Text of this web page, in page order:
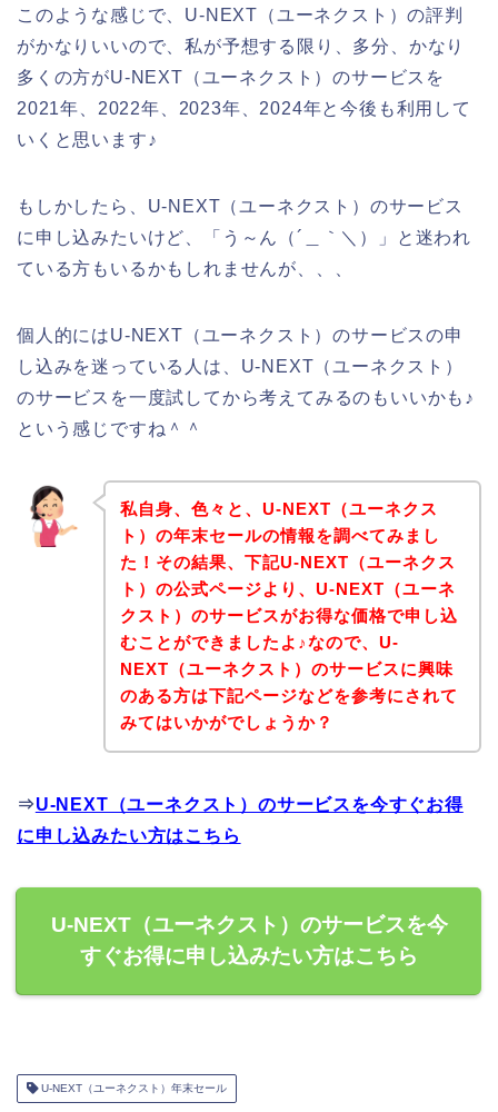
このような感じで、U-NEXT（ユーネクスト）の評判
がかなりいいので、私が予想する限り、多分、かなり
多くの方がU-NEXT（ユーネクスト）のサービスを
2021年、2022年、2023年、2024年と今後も利用して
いくと思います♪
もしかしたら、U-NEXT（ユーネクスト）のサービス
に申し込みたいけど、「う～ん（´＿｀＼）」と迷われ
ている方もいるかもしれませんが、、、
個人的にはU-NEXT（ユーネクスト）のサービスの申
し込みを迷っている人は、U-NEXT（ユーネクスト）
のサービスを一度試してから考えてみるのもいいかも♪
という感じですね＾＾
私自身、色々と、U-NEXT（ユーネクス
ト）の年末セールの情報を調べてみまし
た！その結果、下記U-NEXT（ユーネクス
ト）の公式ページより、U-NEXT（ユーネ
クスト）のサービスがお得な価格で申し込
むことができましたよ♪なので、U-
NEXT（ユーネクスト）のサービスに興味
のある方は下記ページなどを参考にされて
みてはいかがでしょうか？
⇒U-NEXT（ユーネクスト）のサービスを今すぐお得
に申し込みたい方はこちら
U-NEXT（ユーネクスト）のサービスを今
すぐお得に申し込みたい方はこちら
U-NEXT（ユーネクスト）年末セール